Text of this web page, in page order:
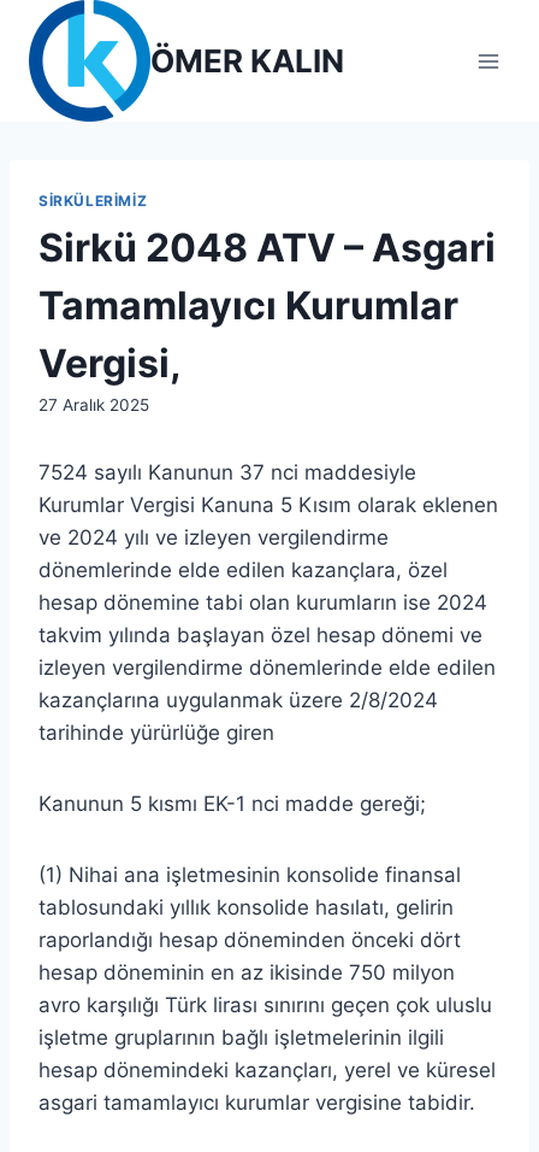
content
ÖMER KALIN
SIRKÜLERIMIZ
Sirkü 2048 ATV – Asgari
Tamamlayıcı Kurumlar
Vergisi,
By
27 Aralık 2025
7524 sayılı Kanunun 37 nci maddesiyle
Kurumlar Vergisi Kanuna 5 Kısım olarak eklenen
ve 2024 yılı ve izleyen vergilendirme
dönemlerinde elde edilen kazançlara, özel
hesap dönemine tabi olan kurumların ise 2024
takvim yılında başlayan özel hesap dönemi ve
izleyen vergilendirme dönemlerinde elde edilen
kazançlarına uygulanmak üzere 2/8/2024
tarihinde yürürlüğe giren
Kanunun 5 kısmı EK-1 nci madde gereği;
(1) Nihai ana işletmesinin konsolide finansal
tablosundaki yıllık konsolide hasılatı, gelirin
raporlandığı hesap döneminden önceki dört
hesap döneminin en az ikisinde 750 milyon
avro karşılığı Türk lirası sınırını geçen çok uluslu
işletme gruplarının bağlı işletmelerinin ilgili
hesap dönemindeki kazançları, yerel ve küresel
asgari tamamlayıcı kurumlar vergisine tabidir.